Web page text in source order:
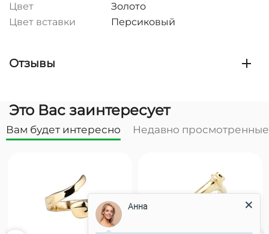
Цвет
Золото
Цвет вставки
Персиковый
Отзывы
Это Вас заинтересует
Вам будет интересно Недавно просмотренные
Анна